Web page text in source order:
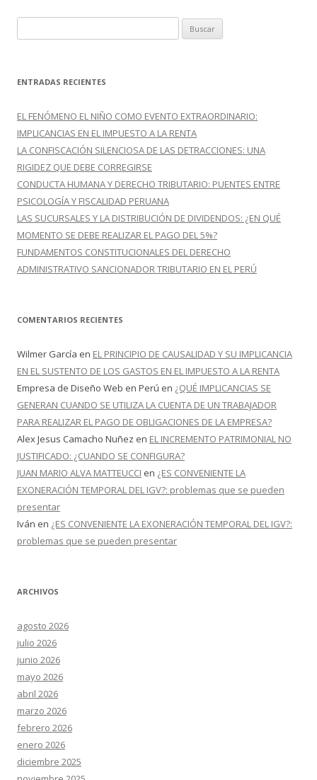
u
c
r
:
ENTRADAS RECIENTES
EL FENÓMENO EL NIÑO COMO EVENTO EXTRAORDINARIO:
IMPLICANCIAS EN EL IMPUESTO A LA RENTA
LA CONFISCACIÓN SILENCIOSA DE LAS DETRACCIONES: UNA
RIGIDEZ QUE DEBE CORREGIRSE
CONDUCTA HUMANA Y DERECHO TRIBUTARIO: PUENTES ENTRE
PSICOLOGÍA Y FISCALIDAD PERUANA
LAS SUCURSALES Y LA DISTRIBUCIÓN DE DIVIDENDOS: ¿EN QUÉ
MOMENTO SE DEBE REALIZAR EL PAGO DEL 5%?
FUNDAMENTOS CONSTITUCIONALES DEL DERECHO
ADMINISTRATIVO SANCIONADOR TRIBUTARIO EN EL PERÚ
COMENTARIOS RECIENTES
Wilmer García en EL PRINCIPIO DE CAUSALIDAD Y SU IMPLICANCIA
EN EL SUSTENTO DE LOS GASTOS EN EL IMPUESTO A LA RENTA
Empresa de Diseño Web en Perú en ¿QUÉ IMPLICANCIAS SE
GENERAN CUANDO SE UTILIZA LA CUENTA DE UN TRABAJADOR
PARA REALIZAR EL PAGO DE OBLIGACIONES DE LA EMPRESA?
Alex Jesus Camacho Nuñez en EL INCREMENTO PATRIMONIAL NO
JUSTIFICADO: ¿CUANDO SE CONFIGURA?
JUAN MARIO ALVA MATTEUCCI en ¿ES CONVENIENTE LA
EXONERACIÓN TEMPORAL DEL IGV?: problemas que se pueden
presentar
Iván en ¿ES CONVENIENTE LA EXONERACIÓN TEMPORAL DEL IGV?:
problemas que se pueden presentar
ARCHIVOS
agosto 2026
julio 2026
junio 2026
mayo 2026
abril 2026
marzo 2026
febrero 2026
enero 2026
diciembre 2025